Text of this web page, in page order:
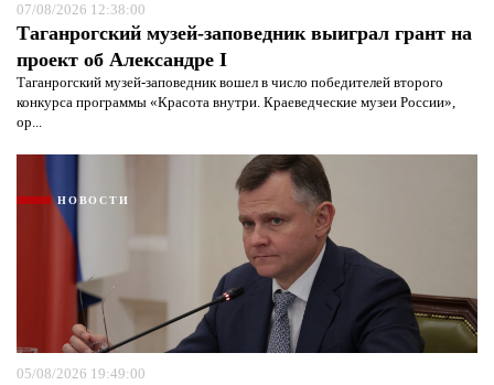
07/08/2026 12:38:00
Таганрогский музей-заповедник выиграл грант на
проект об Александре I
Таганрогский музей-заповедник вошел в число победителей второго
конкурса программы «Красота внутри. Краеведческие музеи России»,
ор...
НОВОСТИ
05/08/2026 19:49:00
Я согласен сполитикой конфиденциальности и